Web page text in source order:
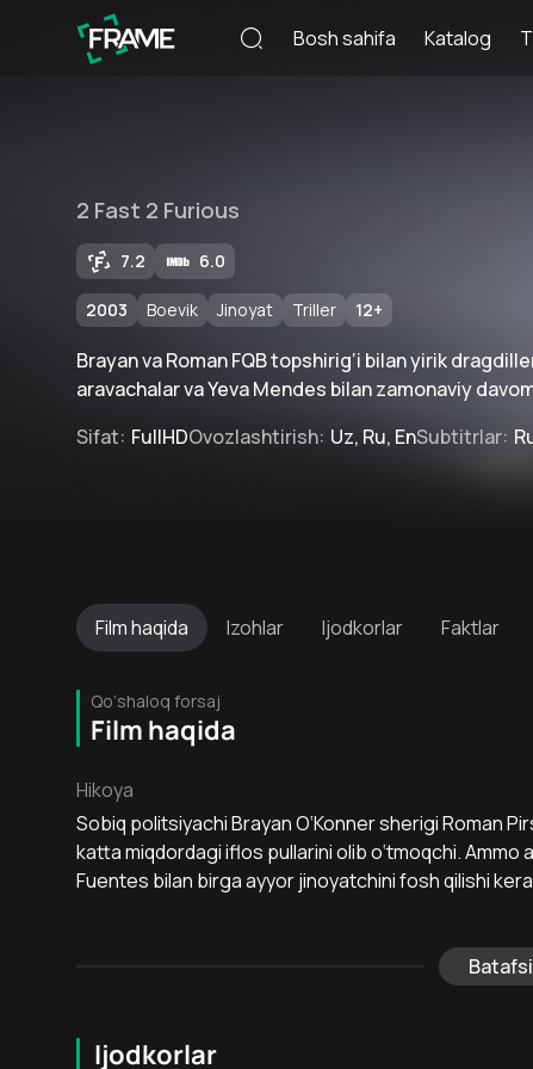
Bosh sahifa Katalog
2 Fast 2 Furious
7.2 6.0
2003 Boevik Jinoyat Triller 12+
Brayan va Roman FQB topshirig‘i bilan yirik
aravachalar va Yeva Mendes bilan zamonaviy
Sifat: FullHDOvozlashtirish: Uz, Ru, EnSubtitrlar:
Filmhaqida Izohlar Ijodkorlar Faktlar
Qo‘shaloq forsaj
Film haqida
Hikoya
Sobiq politsiyachi Brayan O‘Konner sherigi Roman
katta miqdordagi iflos pullarini olib o‘tmoqchi.
Fuentes bilan birga ayyor jinoyatchini fosh qilishi
Ijodkorlar